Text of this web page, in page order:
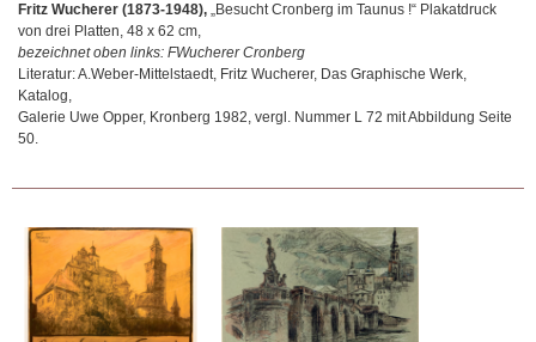
Fritz Wucherer (1873-1948), „Besucht Cronberg im Taunus !“ Plakatdruck
von drei Platten, 48 x 62 cm,
bezeichnet oben links: FWucherer Cronberg
Literatur: A.Weber-Mittelstaedt, Fritz Wucherer, Das Graphische Werk,
Katalog,
Galerie Uwe Opper, Kronberg 1982, vergl. Nummer L 72 mit Abbildung Seite
50.